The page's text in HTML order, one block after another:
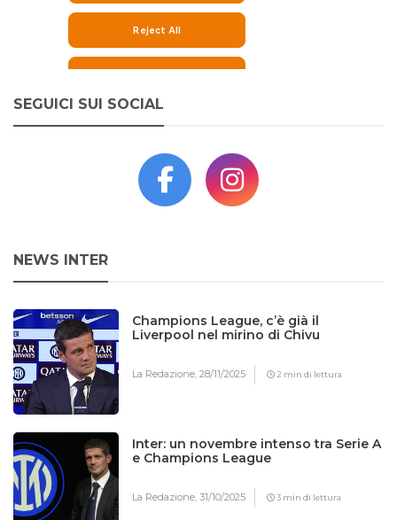
SEGUICI SUI SOCIAL
NEWS INTER
Champions League, c’è già il
Liverpool nel mirino di Chivu
La Redazione,28/11/2025 2 min di lettura
Inter: un novembre intenso tra Serie A
e Champions League
La Redazione,31/10/2025 3 min di lettura